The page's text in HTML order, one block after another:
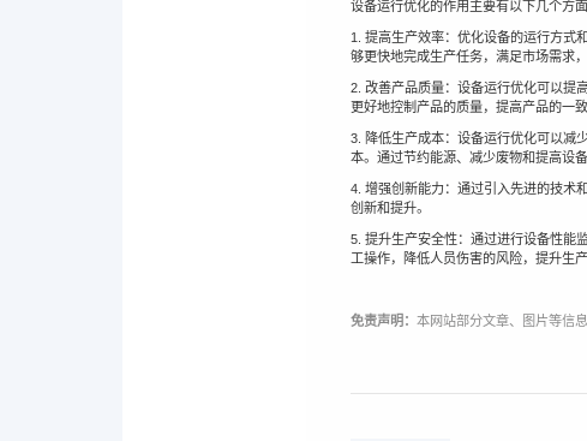
设备运行优化的作用主要有以下几个方面
1. 提高生产效率：优化设备的运行方式
够更快地完成生产任务，满足市场需求
2. 改善产品质量：设备运行优化可以提
更好地控制产品的质量，提高产品的一
3. 降低生产成本：设备运行优化可以减
本。通过节约能源、减少废物和提高设
4. 增强创新能力：通过引入先进的技术
创新和提升。
5. 提升生产安全性：通过进行设备性能
工操作，降低人员伤害的风险，提升生产
免责声明： 本网站部分文章、图片等信